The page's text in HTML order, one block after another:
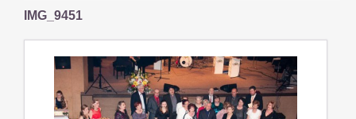
IMG_9451